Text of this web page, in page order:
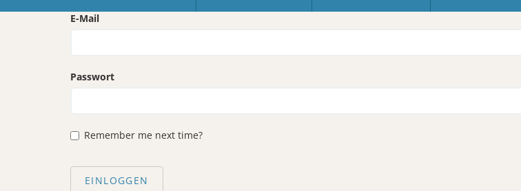
E-Mail
Passwort
Remember me next time?
EINLOGGEN